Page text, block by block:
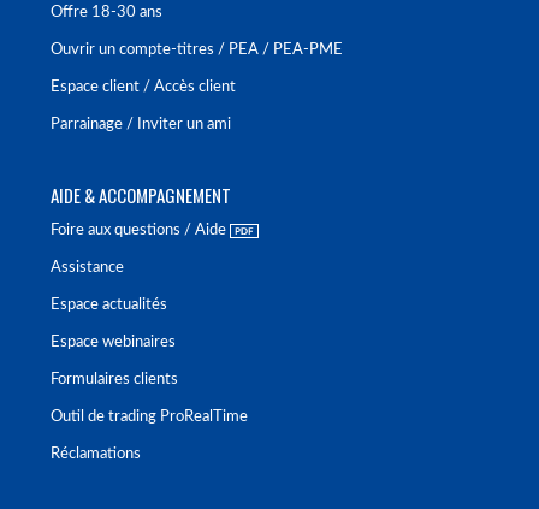
Offre 18-30 ans
Ouvrir un compte-titres / PEA / PEA-PME
Espace client / Accès client
Parrainage / Inviter un ami
AIDE & ACCOMPAGNEMENT
Foire aux questions / Aide
Assistance
Espace actualités
Espace webinaires
Formulaires clients
Outil de trading ProRealTime
Réclamations